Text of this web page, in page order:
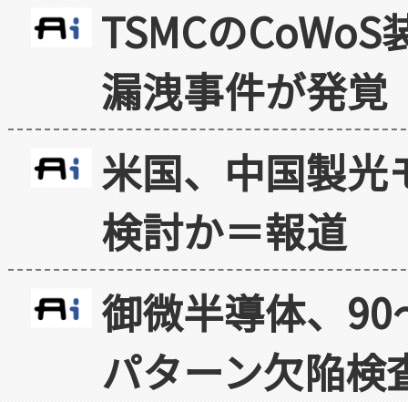
TSMCの
漏洩事件が発覚
米国、中国製光
検討か＝報道
御微半導体、
パターン欠陥検